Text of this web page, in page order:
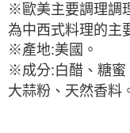
１．於結帳方式選擇「
結帳頁面，進行簡訊認證
２．訂單成立數日內，您
３．收到繳費通知簡訊後
ATM／網路銀行／等多元
※ 請注意：結帳手續完成
購買商品的店家。未經商
每筆NT$90，滿
付款後全家取貨-重量限
9.5kg
每筆NT$90，滿
※歐美主要調理調
為中西式料理的主
※產地:美國。
※成分:白醋、糖蜜
大蒜粉、天然香料